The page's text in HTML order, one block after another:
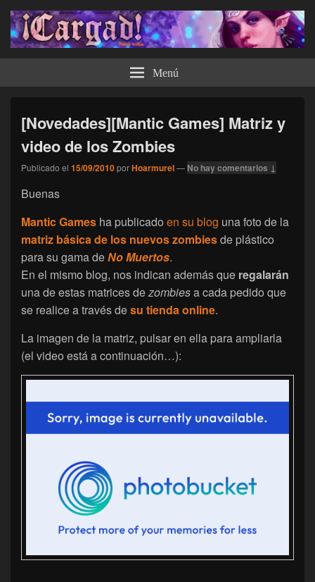
¡Cargad! Menú
[Novedades][Mantic Games] Matriz y
video de los Zombies
Publicado el 15/09/2010porHoarmurel— No hay comentarios ↓
Buenas
Mantic Games ha publicado en su blog una foto de la
matriz básica de los nuevos zombiesde plástico
para su gama deNo Muertos.
En el mismo blog, nos indican además que regalarán
una de estas matrices dezombiesa cada pedido que
se realice a través desu tienda online.
La imagen de la matriz, pulsar en ella para ampliarla
(el video está a continuación…):